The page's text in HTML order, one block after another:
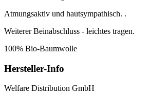
Atmungsaktiv und hautsympathisch. .
Weiterer Beinabschluss - leichtes tragen.
100% Bio-Baumwolle
Hersteller-Info
Welfare Distribution GmbH